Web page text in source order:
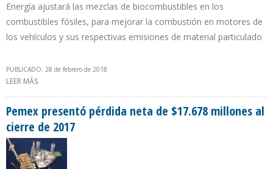
Energía ajustará las mezclas de biocombustibles en los
combustibles fósiles, para mejorar la combustión en motores de
los vehículos y sus respectivas emisiones de material particulado
PUBLICADO: 28 de febrero de 2018
LEER MÁS
Pemex presentó pérdida neta de $17.678 millones al
cierre de 2017